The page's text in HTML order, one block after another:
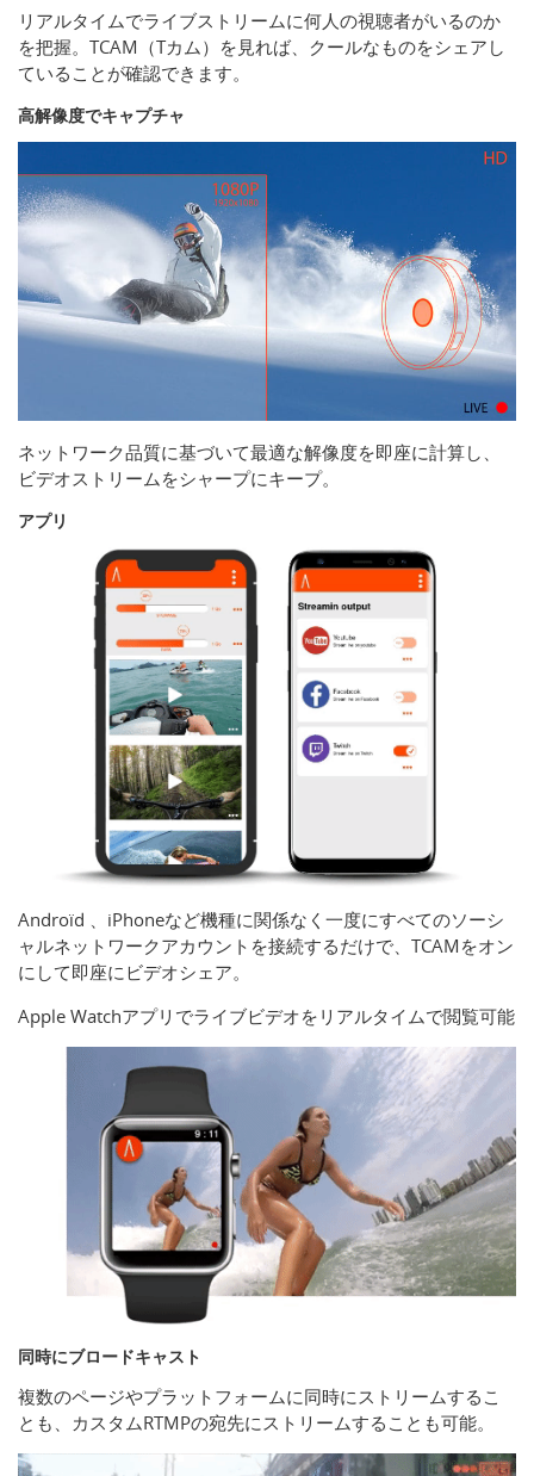
リアルタイムでライブストリームに何人の視聴者がいるのか
を把握。TCAM（Tカム）を見れば、クールなものをシェアし
ていることが確認できます。
高解像度でキャプチャ
ネットワーク品質に基づいて最適な解像度を即座に計算し、
ビデオストリームをシャープにキープ。
アプリ
Androïd 、iPhoneなど機種に関係なく一度にすべてのソーシ
ャルネットワークアカウントを接続するだけで、TCAMをオン
にして即座にビデオシェア。
Apple Watchアプリでライブビデオをリアルタイムで閲覧可能
同時にブロードキャスト
複数のページやプラットフォームに同時にストリームするこ
とも、カスタムRTMPの宛先にストリームすることも可能。